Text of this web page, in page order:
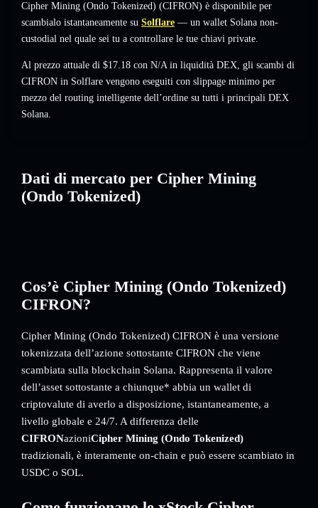
Cipher Mining (Ondo Tokenized) (CIFRON) è disponibile per
scambialo istantaneamente su Solflare — un wallet Solana non-
custodial nel quale sei tu a controllare le tue chiavi private.
Al prezzo attuale di $17.18 con N/A in liquidità DEX, gli scambi di
CIFRON in Solflare vengono eseguiti con slippage minimo per
mezzo del routing intelligente dell’ordine su tutti i principali DEX
Solana.
Dati di mercato per Cipher Mining
(Ondo Tokenized)
Cos’è Cipher Mining (Ondo Tokenized)
CIFRON?
Cipher Mining (Ondo Tokenized) CIFRON è una versione
tokenizzata dell’azione sottostante CIFRON che viene
scambiata sulla blockchain Solana. Rappresenta il valore
dell’asset sottostante a chiunque* abbia un wallet di
criptovalute di averlo a disposizione, istantaneamente, a
livello globale e 24/7. A differenza delle
CIFRONazioniCipher Mining (Ondo Tokenized)
tradizionali, è interamente on-chain e può essere scambiato in
USDC o SOL.